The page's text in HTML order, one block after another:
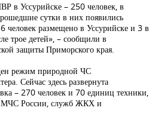
в Уссурийске – 250 человек, в
сутки в них появились
человек размещено в Уссурийске и 3 в
трое детей», – сообщили в
защиты Приморского края.
режим природной ЧС
Сейчас здесь развернута
– 270 человек и 70 единиц техники,
МЧС России, служб ЖКХ и